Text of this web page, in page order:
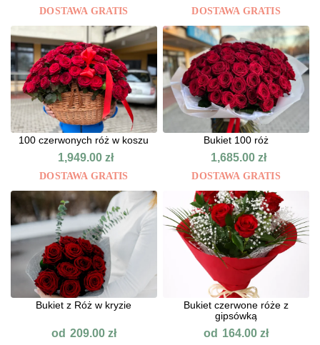
DOSTAWA GRATIS DOSTAWA GRATIS
100 czerwonych róż w koszu
1,949.00zł
DOSTAWA GRATIS
Bukiet 100 róż
1,685.00 zł
DOSTAWA GRATIS
Bukiet z Róż w kryzie
od 209.00 zł
Bukiet czerwone róże z
gipsówką
od 164.00zł